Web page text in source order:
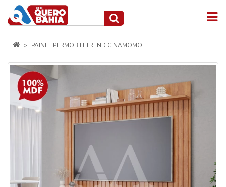
PAINEL PERMOBILI TREND CINAMOMO